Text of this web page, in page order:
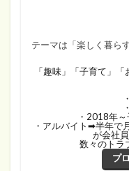
テーマは「楽しく暮ら
「趣味」「子育て」
・2018年
・アルバイト➡半年で
が会社
数々のトラ
プ